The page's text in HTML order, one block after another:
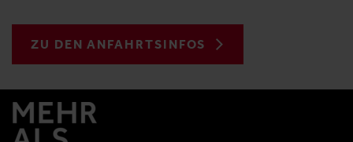
ZU DEN ANFAHRTSINFOS